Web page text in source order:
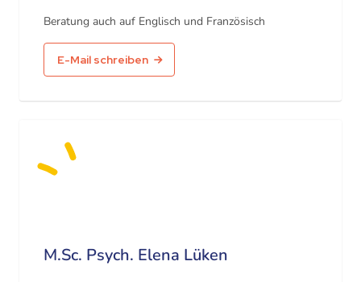
Beratung auch auf Englisch und Französisch
E-Mail schreiben
M.Sc. Psych. Elena Lüken